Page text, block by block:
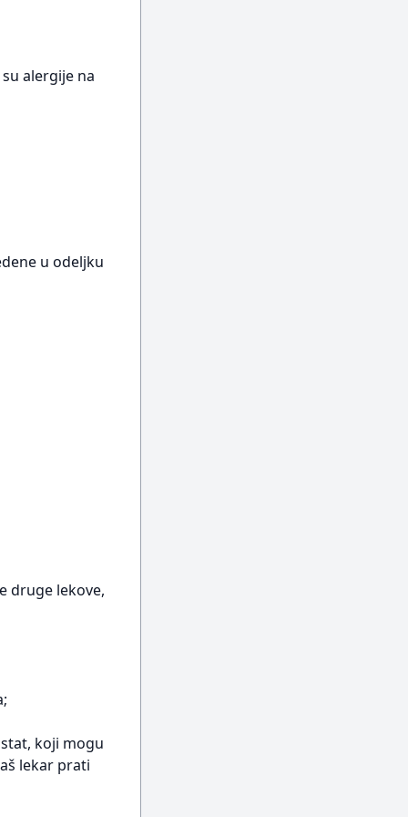
alergije na
u odeljku
druge lekove,
koji mogu
lekar prati